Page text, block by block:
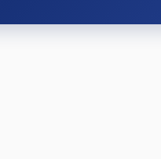
en SKO-fase variëren